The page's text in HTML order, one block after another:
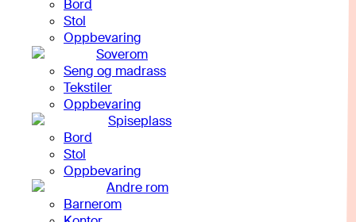
Bord
Stol
Oppbevaring
Soverom
Seng og madrass
Tekstiler
Oppbevaring
Spiseplass
Bord
Stol
Oppbevaring
Andre rom
Barnerom